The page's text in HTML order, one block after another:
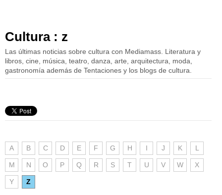
Cultura : z
Las últimas noticias sobre cultura con Mediamass. Literatura y
libros, cine, música, teatro, danza, arte, arquitectura, moda,
gastronomía además de Tentaciones y los blogs de cultura.
A B C D E F G H I J K L
M N O P Q R S T U V W X
Y Z